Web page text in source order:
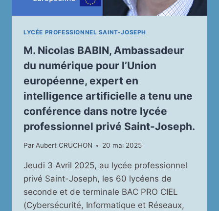
LYCÉE PROFESSIONNEL SAINT-JOSEPH
M. Nicolas BABIN, Ambassadeur
du numérique pour l’Union
européenne, expert en
intelligence artificielle a tenu une
conférence dans notre lycée
professionnel privé Saint-Joseph.
ParAubert CRUCHON 20 mai 2025
Jeudi 3 Avril 2025, au lycée professionnel
privé Saint-Joseph, les 60 lycéens de
seconde et de terminale BAC PRO CIEL
(Cybersécurité, Informatique et Réseaux,